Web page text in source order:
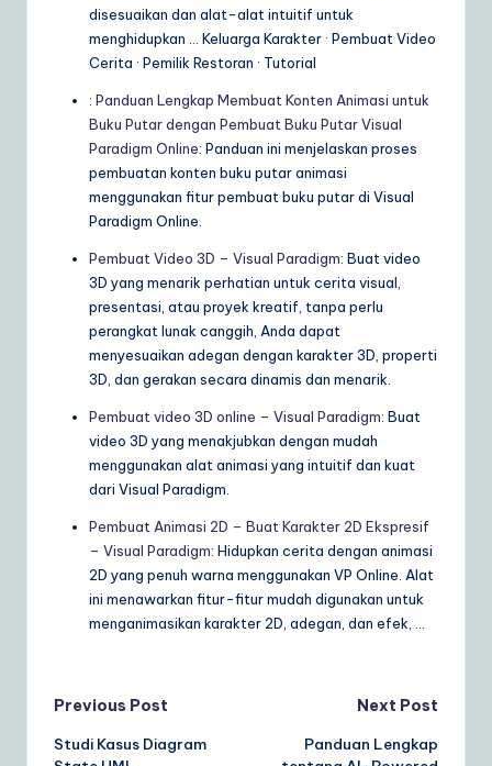
disesuaikan dan alat-alat intuitif untuk
menghidupkan … Keluarga Karakter · Pembuat Video
Cerita · Pemilik Restoran · Tutorial
: Panduan Lengkap Membuat Konten Animasi untuk
Buku Putar dengan Pembuat Buku Putar Visual
Paradigm Online: Panduan ini menjelaskan proses
pembuatan konten buku putar animasi
menggunakan fitur pembuat buku putar di Visual
Paradigm Online.
Pembuat Video 3D – Visual Paradigm: Buat video
3D yang menarik perhatian untuk cerita visual,
presentasi, atau proyek kreatif, tanpa perlu
perangkat lunak canggih, Anda dapat
menyesuaikan adegan dengan karakter 3D, properti
3D, dan gerakan secara dinamis dan menarik.
Pembuat video 3D online – Visual Paradigm: Buat
video 3D yang menakjubkan dengan mudah
menggunakan alat animasi yang intuitif dan kuat
dari Visual Paradigm.
Pembuat Animasi 2D – Buat Karakter 2D Ekspresif
– Visual Paradigm: Hidupkan cerita dengan animasi
2D yang penuh warna menggunakan VP Online. Alat
ini menawarkan fitur-fitur mudah digunakan untuk
menganimasikan karakter 2D, adegan, dan efek, …
Post
navigation
Previous Post
Studi Kasus Diagram
Next Post
Panduan Lengkap